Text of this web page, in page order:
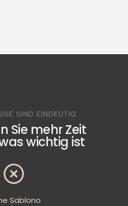
SIND EINDEUTIG
Sie mehr Zeit
wichtig ist
Sablono